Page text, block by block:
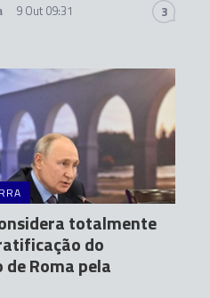
9 Out 09:31 3
totalmente
do
Roma pela